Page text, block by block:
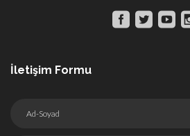
İletişim Formu